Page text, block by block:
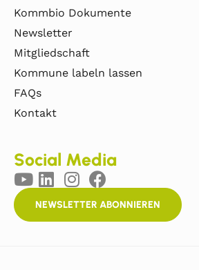
Kommbio Dokumente
Newsletter
Mitgliedschaft
Kommune labeln lassen
FAQs
Kontakt
Social Media
NEWSLETTER ABONNIEREN